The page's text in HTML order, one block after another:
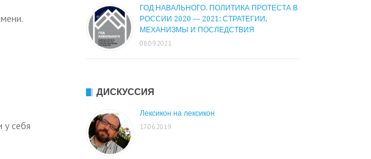
у себя
ГОД НАВАЛЬНОГО. ПОЛИТИКА ПРОТЕСТА В
РОССИИ 2020 — 2021: СТРАТЕГИИ,
МЕХАНИЗМЫ И ПОСЛЕДСТВИЯ
08.09.2021
ДИСКУССИЯ
Лексикон на лексикон
17.06.2019